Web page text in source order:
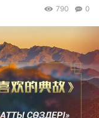
0
790